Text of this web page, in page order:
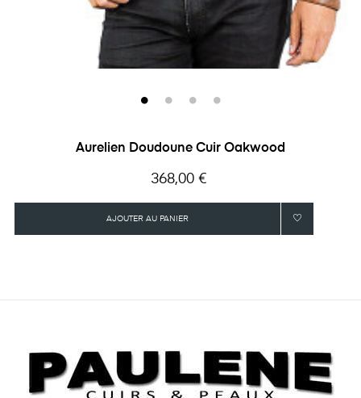
Aurelien Doudoune Cuir Oakwood
Prix
368,00 €
AJOUTER AU PANIER